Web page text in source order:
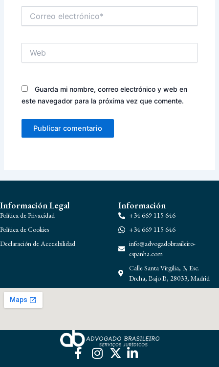
electrónico*
Guarda mi nombre, correo electrónico y web en
este navegador para la próxima vez que comente.
Información Legal
Política de Privacidad
Política de Cookies
Declaración de Accesibilidad
Información
+34 669 115 646
+34 669 115 646
info@advogadobrasileiro-
espanha.com
Calle Santa Virgilia, 3, Esc.
Drcha, Bajo B, 28033, Madrid